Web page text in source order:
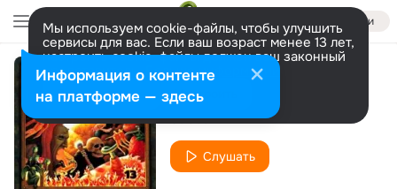
Войти
Мы используем cookie-файлы, чтобы улучшить
сервисы для вас. Если ваш возраст менее 13 лет,
настроить cookie-файлы должен ваш законный
представитель. Больше информации
Разрешить все Настроить
Common Cause
Solace
Слушать
Информация о контенте
на платформе — здесь